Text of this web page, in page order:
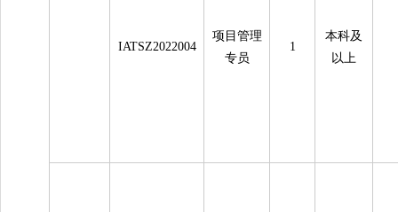
IATSZ2022004
项目管理
专员
1
本科及
以上